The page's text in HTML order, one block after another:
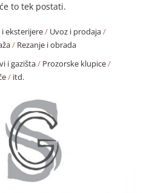
to tek postati.
i eksterijere/ Uvoz i prodaja/
/ Rezanje i obrada
i gazišta/ Prozorske klupice/
/ itd.